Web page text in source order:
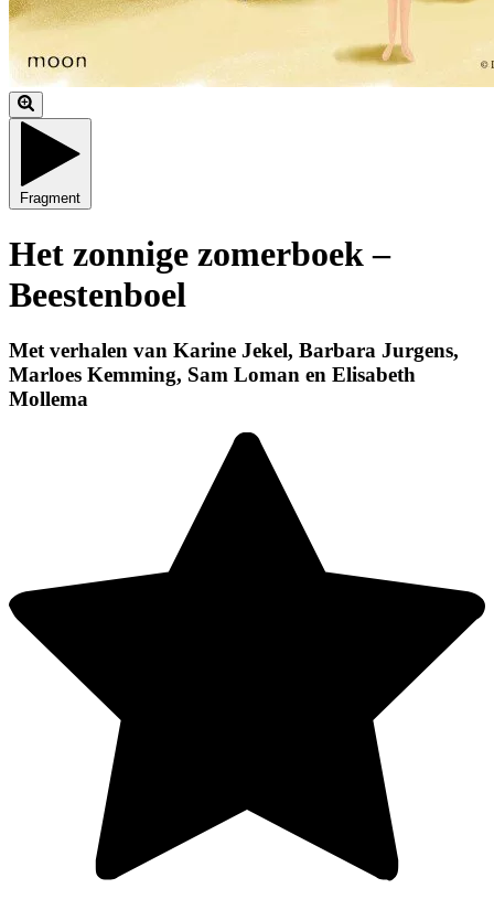
Fragment
Het zonnige zomerboek –
Beestenboel
Met verhalen van Karine Jekel, Barbara Jurgens,
Marloes Kemming, Sam Loman en Elisabeth
Mollema